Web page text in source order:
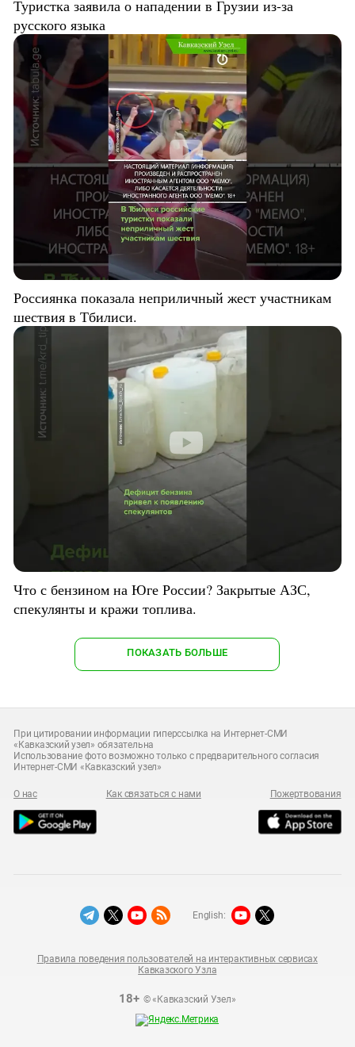
Туристка заявила о нападении в Грузии из-за
русского языка
Россиянка показала неприличный жест участникам
шествия в Тбилиси.
Что с бензином на Юге России? Закрытые АЗС,
спекулянты и кражи топлива.
ПОКАЗАТЬ БОЛЬШЕ
При цитировании информации гиперссылка на Интернет-СМИ
«Кавказский узел» обязательна
Использование фото возможно только с предварительного согласия
Интернет-СМИ «Кавказский узел»
О нас Как связаться с нами Пожертвования
18+© «Кавказский Узел»
Правила поведения пользователей на интерактивных сервисах
Кавказского Узла
English: